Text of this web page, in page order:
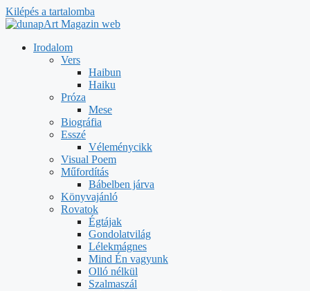
Kilépés a tartalomba
Irodalom
Vers
Haibun
Haiku
Próza
Mese
Biográfia
Esszé
Véleménycikk
Visual Poem
Műfordítás
Bábelben járva
Könyvajánló
Rovatok
Égtájak
Gondolatvilág
Lélekmágnes
Mind Én vagyunk
Olló nélkül
Szalmaszál